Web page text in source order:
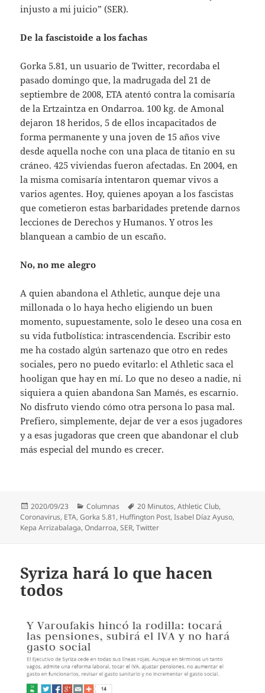
injusto a mi juicio” (SER).
De la fascistoide a los fachas
Gorka 5.81, un usuario de Twitter, recordaba el
pasado domingo que, la madrugada del 21 de
septiembre de 2008, ETA atentó contra la comisaría
de la Ertzaintza en Ondarroa. 100 kg. de Amonal
dejaron 18 heridos, 5 de ellos incapacitados de
forma permanente y una joven de 15 años vive
desde aquella noche con una placa de titanio en su
cráneo. 425 viviendas fueron afectadas. En 2004, en
la misma comisaría intentaron quemar vivos a
varios agentes. Hoy, quienes apoyan a los fascistas
que cometieron estas barbaridades pretende darnos
lecciones de Derechos y Humanos. Y otros les
blanquean a cambio de un escaño.
No, no me alegro
A quien abandona el Athletic, aunque deje una
millonada o lo haya hecho eligiendo un buen
momento, supuestamente, solo le deseo una cosa en
su vida futbolística: intrascendencia. Escribir esto
me ha costado algún sartenazo que otro en redes
sociales, pero no puedo evitarlo: el Athletic saca el
hooligan que hay en mí. Lo que no deseo a nadie, ni
siquiera a quien abandona San Mamés, es escarnio.
No disfruto viendo cómo otra persona lo pasa mal.
Prefiero, simplemente, dejar de ver a esos jugadores
y a esas jugadoras que creen que abandonar el club
más especial del mundo es crecer.
Publicado
el
2020/09/23 Categorías
Columnas Etiquetas
20 Minutos,Athletic Club,
Coronavirus, ETA,Gorka 5.81, Huffington Post,Isabel Díaz Ayuso,
Kepa Arrizabalaga,Ondarroa,SER,Twitter
Syriza hará lo que hacen
todos